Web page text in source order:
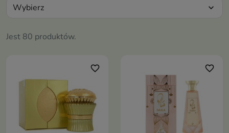
Jest 80 produktów.
Wybierz expand_more
favorite_border favorite_border